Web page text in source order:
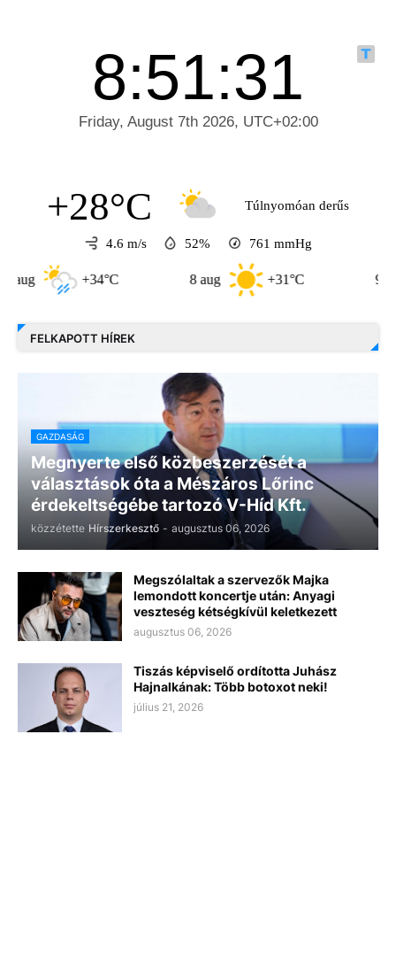
+28°C Túlnyomóan derűs
4.6 m/s 52% 761 mmHg
+34°C +31°C
FELKAPOTT HÍREK
GAZDASÁG
Megnyerte első közbeszerzését a
választások óta a Mészáros Lőrinc
érdekeltségébe tartozó V-Híd Kft.
közzétette Hírszerkesztő - augusztus 06, 2026
Megszólaltak a szervezők Majka
lemondott koncertje után: Anyagi
veszteség kétségkívül keletkezett
augusztus 06, 2026
Tiszás képviselő ordította Juhász
Hajnalkának: Több botoxot neki!
július 21, 2026